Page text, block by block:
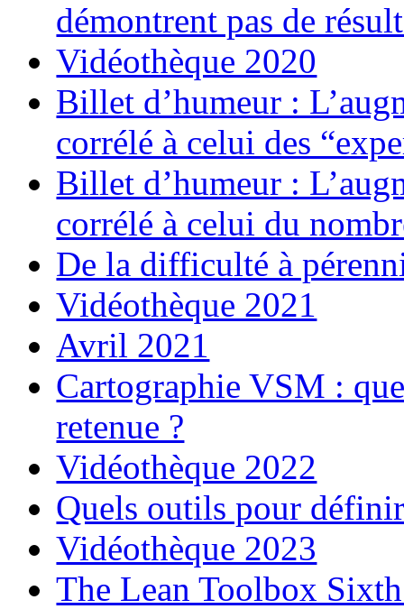
démontrent pas de
Vidéothèque 2020
Billet d’humeur :
corrélé à celui des
Billet d’humeur :
corrélé à celui du
De la difficulté à
Vidéothèque 2021
Avril 2021
Cartographie VSM :
retenue ?
Vidéothèque 2022
Quels outils pour
Vidéothèque 2023
The Lean Toolbox